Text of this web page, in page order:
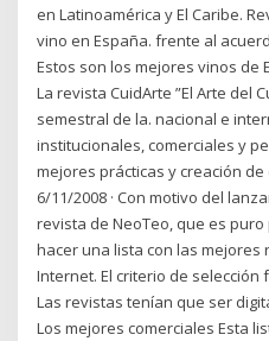
en Latinoamérica y El Caribe.
vino en España. frente al
Estos son los mejores vinos de
La revista CuidArte ”El Arte del
semestral de la. nacional e
institucionales, comerciales y
mejores prácticas y creación
6/11/2008 · Con motivo del
revista de NeoTeo, que es
hacer una lista con las
Internet. El criterio de
Las revistas tenían que ser
Los mejores comerciales Esta